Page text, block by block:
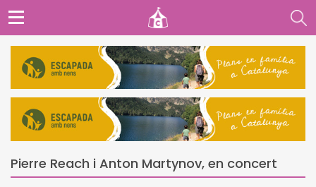
Pierre Reach i Anton Martynov, en concert